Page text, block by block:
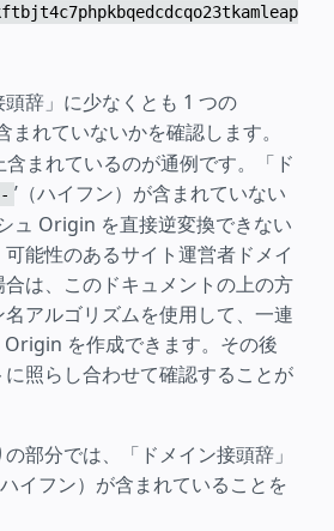
辞」に少なくとも 1 つの
まれていないかを確認します。
まれているのが通例です。「ド
- ’（ハイフン）が含まれていない
ュ Origin を直接逆変換できない
能性のあるサイト運営者ドメイ
は、このドキュメントの上の方
アルゴリズムを使用して、一連
を作成できます。その後
照らし合わせて確認することが
部分では、「ドメイン接頭辞」
ハイフン）が含まれていることを